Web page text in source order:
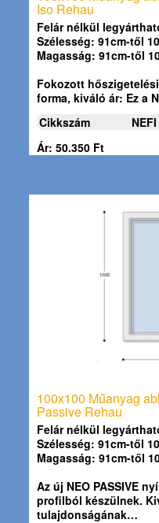
Iso Rehau
Felár nélkül
Szélesség: 91cm-től
Magasság: 91cm-től
Fokozott
forma, kiváló ár: Ez a
Cikkszám
Ár: 50.350 Ft
100x100 Műanyag
Passive Rehau
Felár nélkül
Szélesség: 91cm-től
Magasság: 91cm-től
Az új NEO PASSIVE
profilból készülnek.
tulajdonságának…